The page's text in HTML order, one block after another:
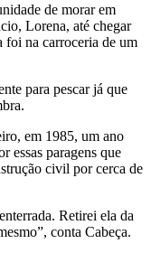
de morar em
Lorena, até chegar
foi na carroceria de um
para pescar já que
em 1985, um ano
essas paragens que
civil por cerca de
Retirei ela da
conta Cabeça.